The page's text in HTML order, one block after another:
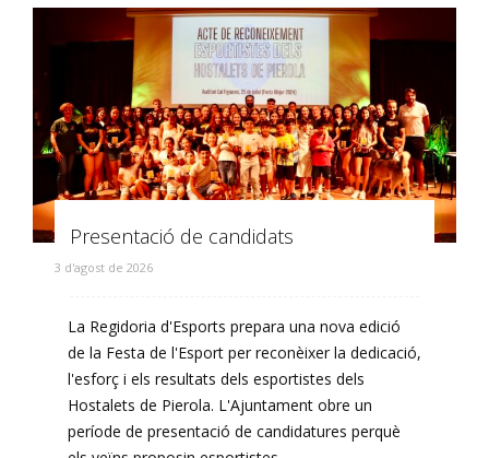
Presentació de candidats
3 d'agost de 2026
La Regidoria d'Esports prepara una nova edició
de la Festa de l'Esport per reconèixer la dedicació,
l'esforç i els resultats dels esportistes dels
Hostalets de Pierola. L'Ajuntament obre un
període de presentació de candidatures perquè